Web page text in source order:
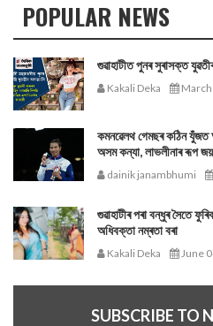
POPULAR NEWS
গুৱাহাটীত পুনৰ সুৰাসক্ত
Kakali Deka
কমনৱেলথ গেমছৰ কঠিন যুঁজত
অসম কন্যা, লাভলীনাৰ ৰূপ জয়
dainik janambhumi
গুৱাহাটীৰ পৰা বন্ধুৰ সৈতে
অধিবক্তা নম্ৰতা বৰা
Kakali Deka June
SUBSCRIBE TO